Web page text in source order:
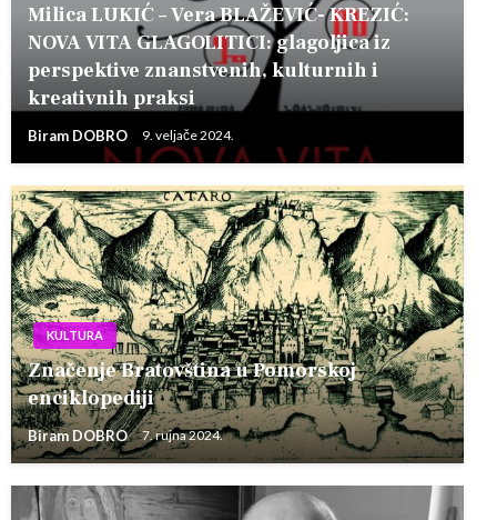
Milica LUKIĆ – Vera BLAŽEVIĆ- KREZIĆ:
NOVA VITA GLAGOLITICI: glagoljica iz
perspektive znanstvenih, kulturnih i
kreativnih praksi
Biram DOBRO 9. veljače 2024.
KULTURA
Značenje Bratovština u Pomorskoj
enciklopediji
Biram DOBRO 7. rujna 2024.